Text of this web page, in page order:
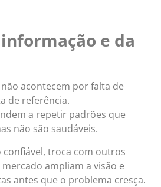
informação e da
acontecem por falta de
de referência.
a repetir padrões que
não são saudáveis.
confiável, troca com outros
ampliam a visão e
antes que o problema cresça.